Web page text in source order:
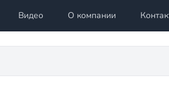
Видео О компании